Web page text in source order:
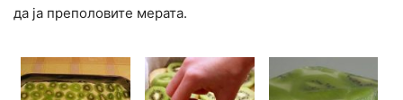
да ја преполовите мерата.